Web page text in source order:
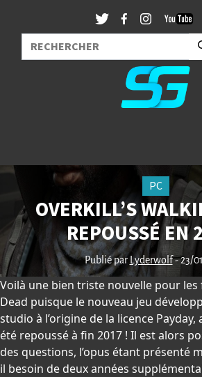
PC
OVERKILL’S
REPOUSSÉ EN
Publié par Lyderwolf- 23/
Voilà une bien triste nouvelle pour les
Dead puisque le nouveau jeu
studio à l’origine de la licence
été repoussé à fin 2017 ! Il est alors
des questions, l’opus étant présenté
il besoin de deux années